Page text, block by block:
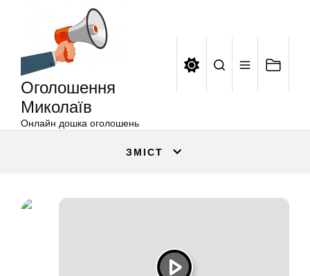
Оголошення
Миколаїв
Онлайн дошка оголошень
ЗМІСТ